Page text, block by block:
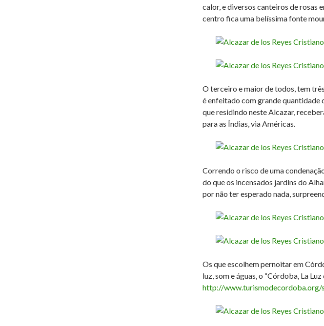
calor, e diversos canteiros de rosas
centro fica uma belíssima fonte
O terceiro e maior de todos, tem
é enfeitado com grande quantidade
que residindo neste Alcazar,
para as Índias, via Américas.
Correndo o risco de uma
do que os incensados jardins do
por não ter esperado nada,
Os que escolhem pernoitar em
luz, som e águas, o “Córdoba, La
http://www.turismodecordoba.org/